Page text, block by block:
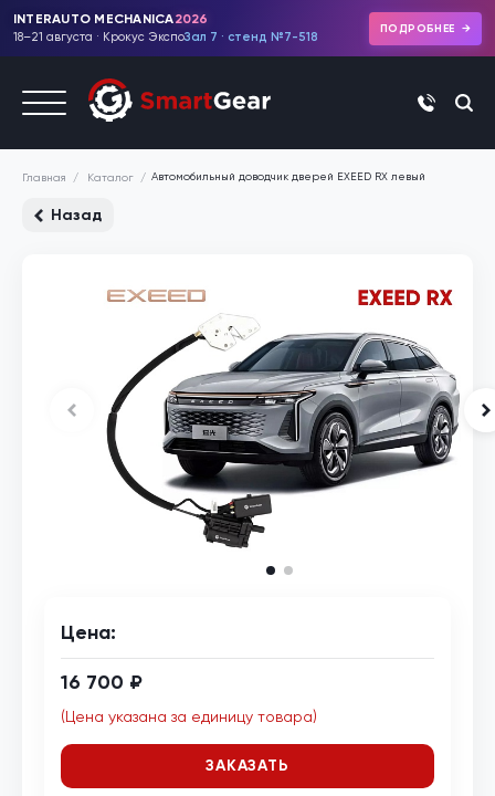
INTERAUTO MECHANICA2026
18–21 августа · Крокус ЭкспоЗал 7 · стенд №7-518
ПОДРОБНЕЕ
+7 (495)
Главная Каталог Автомобильный доводчик дверей EXEED RX левый
Назад
Цена:
16 700 ₽
(Цена указана за единицу товара)
ЗАКАЗАТЬ